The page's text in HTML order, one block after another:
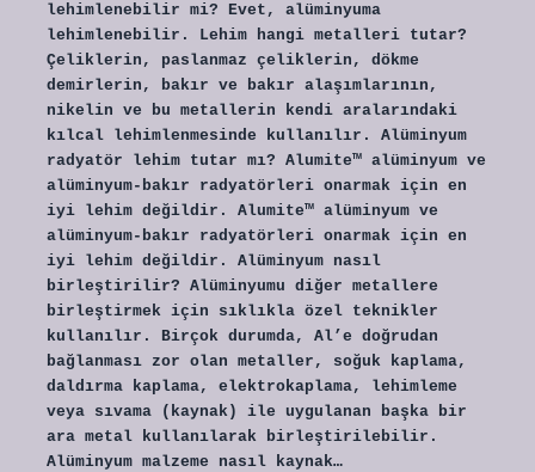
lehimlenebilir mi? Evet, alüminyuma
lehimlenebilir. Lehim hangi metalleri tutar?
Çeliklerin, paslanmaz çeliklerin, dökme
demirlerin, bakır ve bakır alaşımlarının,
nikelin ve bu metallerin kendi aralarındaki
kılcal lehimlenmesinde kullanılır. Alüminyum
radyatör lehim tutar mı? Alumite™ alüminyum ve
alüminyum-bakır radyatörleri onarmak için en
iyi lehim değildir. Alumite™ alüminyum ve
alüminyum-bakır radyatörleri onarmak için en
iyi lehim değildir. Alüminyum nasıl
birleştirilir? Alüminyumu diğer metallere
birleştirmek için sıklıkla özel teknikler
kullanılır. Birçok durumda, Al’e doğrudan
bağlanması zor olan metaller, soğuk kaplama,
daldırma kaplama, elektrokaplama, lehimleme
veya sıvama (kaynak) ile uygulanan başka bir
ara metal kullanılarak birleştirilebilir.
Alüminyum malzeme nasıl kaynak…